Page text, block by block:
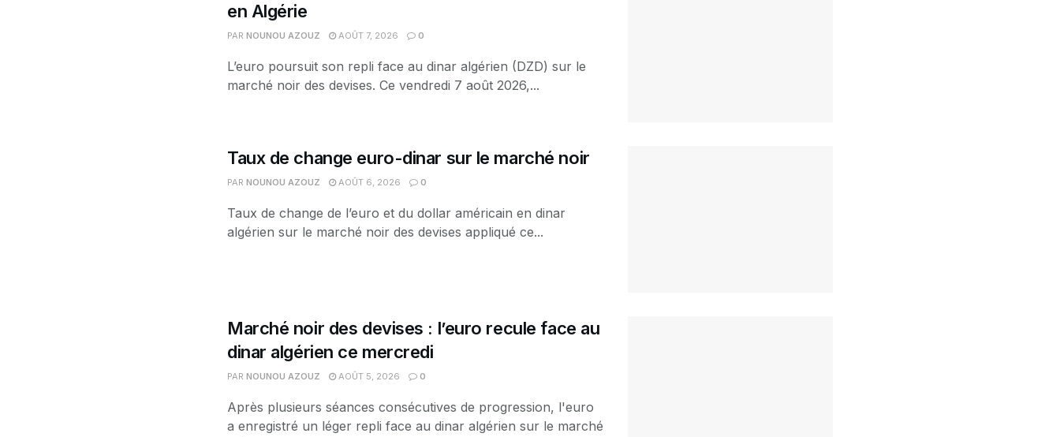
en Algérie
PAR NOUNOU AZOUZ AOÛT 7, 2026 0
L’euro poursuit son repli face au dinar algérien (DZD) sur le
marché noir des devises. Ce vendredi 7 août 2026,...
Taux de change euro-dinar sur le marché noir
PAR NOUNOU AZOUZ AOÛT 6, 2026 0
Taux de change de l’euro et du dollar américain en dinar
algérien sur le marché noir des devises appliqué ce...
Marché noir des devises : l’euro recule face au
dinar algérien ce mercredi
PAR NOUNOU AZOUZ AOÛT 5, 2026 0
Après plusieurs séances consécutives de progression, l'euro
a enregistré un léger repli face au dinar algérien sur le marché